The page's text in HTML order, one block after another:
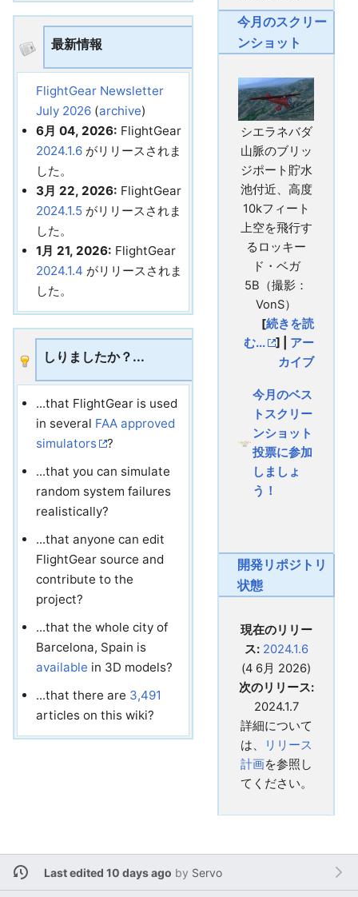
最新情報
FlightGear Newsletter
July 2026(archive)
6月 04, 2026: FlightGear
2024.1.6がリリースされま
した。
3月 22, 2026: FlightGear
2024.1.5がリリースされま
した。
1月 21, 2026: FlightGear
2024.1.4 がリリースされま
した。
しりましたか？...
...that FlightGear is used
in several FAA approved
simulators
?
...that you can simulate
random system failures
realistically?
...that anyone can edit
FlightGear source and
contribute to the
project?
...that the whole city of
Barcelona, Spain is
available in 3D models?
...that there are 3,491
articles on this wiki?
今月のスクリー
ンショット
シエラネバダ
山脈のブリッ
ジポート貯水
池付近、高度
10kフィート
上空を飛行す
るロッキー
ド・ベガ
5B（撮影：
VonS）
[続きを読
む...
] | アー
カイブ
今月のベス
トスクリー
ンショット
投票に参加
しましょ
う！
開発リポジトリ
状態
現在のリリー
ス: 2024.1.6
(4 6月 2026)
次のリリース:
2024.1.7
詳細について
は、
リリース
計画を参照し
てください。
Last edited 10 days ago by Servo